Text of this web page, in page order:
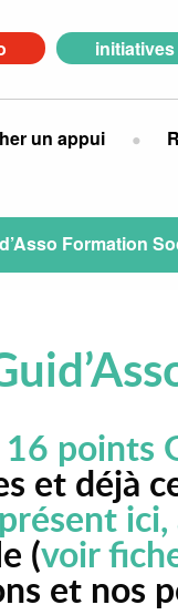
initiatives
un appui
Formation
16 points
et déjà
(voir
et nos